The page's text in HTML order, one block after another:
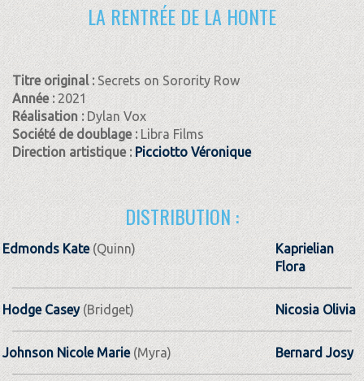
LA RENTRÉE DE LA HONTE
Titre original : Secrets on Sorority Row
Année : 2021
Réalisation :Dylan Vox
Société de doublage :Libra Films
Direction artistique : Picciotto Véronique
DISTRIBUTION :
Edmonds Kate(Quinn)
Kaprielian
Flora
Hodge Casey(Bridget) Nicosia Olivia
Johnson Nicole Marie(Myra) Bernard Josy